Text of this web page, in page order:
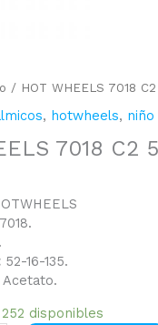
/ HOT WHEELS 7018 C2
, hotwheels, niño
7018 C2
52-16-135.
252 disponibles